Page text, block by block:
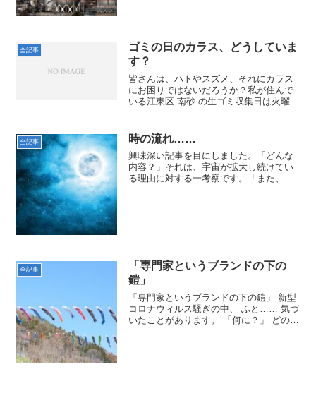
全記事
ゴミの日のカラス、どうしていま
す？
皆さんは、ハトやスズメ、それにカラス
にお困りではないだろうか？私が住んで
いる江東区 南砂 の生ゴミ収集日は火曜日
いるので、毎朝カラスやハトにスズメが
乱痴気騒ぎを起こして...
全記事 時の流れ……
興味深い記事を目にしました。「どんな
内容？」それは、宇宙が拡大し続けてい
る理由に対する一考察です。「また、小
全記事
「専門家というブランドの下の
鎧」
「専門家というブランドの下の鎧」 新型
コロナウィルス騒ぎの中、 ふと…… 気づ
いたことがあります。 「何に？」 どのメ